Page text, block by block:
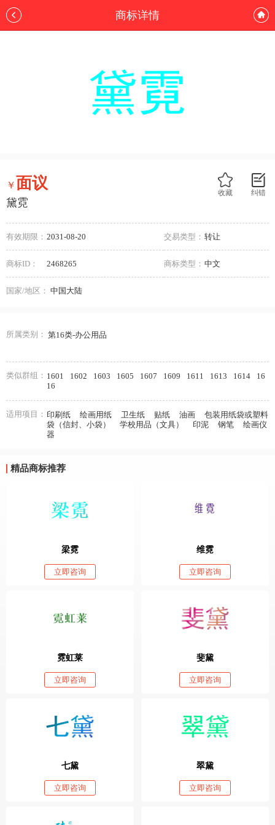
商标详情
纠错
收藏
￥面议
黛霓
有效期限： 2031-08-20 交易类型： 转让
商标ID： 2468265 商标类型： 中文
国家/地区： 中国大陆
所属类别： 第16类-办公用品
类似群组： 1601 1602 1603 1605 1607 1609 1611 1613 1614
16
16
适用项目： 印刷纸 绘画用纸 卫生纸 贴纸 油画
包装用纸袋或塑料
袋（信封、小袋）
学校用品（文具） 印泥 钢笔
绘画仪
器
精品商标推荐
梁霓
立即咨询
维霓
立即咨询
霓虹莱
立即咨询
斐黛
立即咨询
七黛
立即咨询
翠黛
立即咨询